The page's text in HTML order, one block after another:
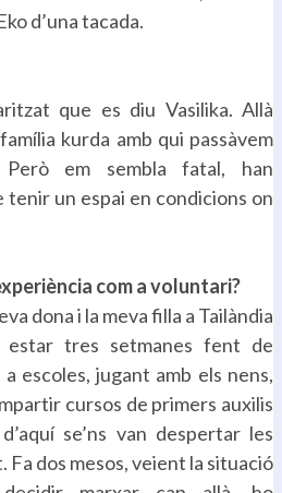
d’una tacada.
que es diu Vasilika. Allà
kurda amb qui passàvem
em sembla fatal, han
tenir un espai en condicions on
com a voluntari?
dona i la meva filla a Tailàndia
estar tres setmanes fent de
escoles, jugant amb els nens,
cursos de primers auxilis
se’ns van despertar les
Fa dos mesos, veient la situació